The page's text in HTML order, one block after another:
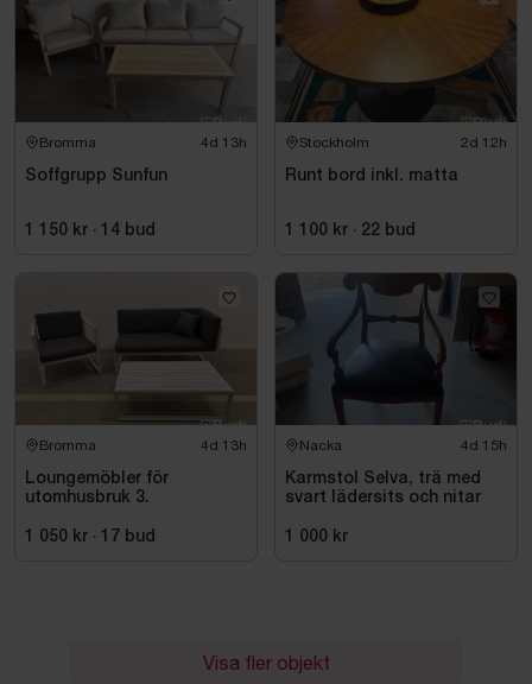
Bromma 4d 13h
Soffgrupp Sunfun
1 150 kr · 14 bud
Stockholm 2d 12h
Runt bord inkl. matta
1 100 kr · 22 bud
Bromma 4d 13h
Loungemöbler för
utomhusbruk 3.
1 050 kr · 17 bud
Nacka 4d 15h
Karmstol Selva, trä med
svart lädersits och nitar
1 000 kr
Visa fler objekt